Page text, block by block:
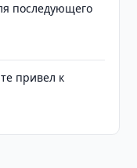
последующего
привел к